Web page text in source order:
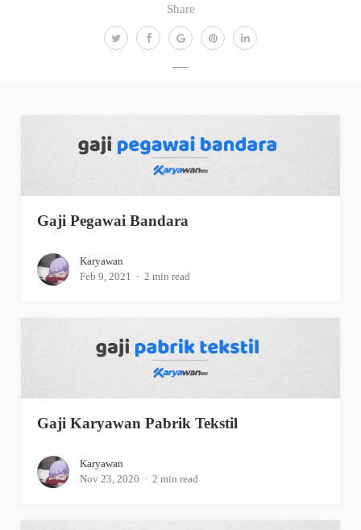
Share
Gaji Pegawai Bandara
Karyawan
Feb 9, 2021
2 min read
Gaji Karyawan Pabrik Tekstil
Karyawan
Nov 23, 2020
2 min read